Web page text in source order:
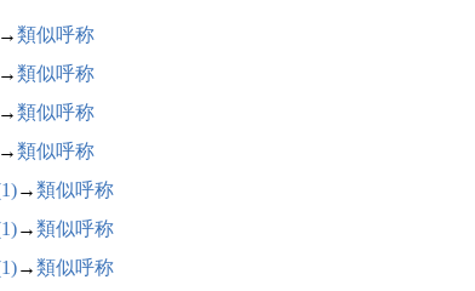
→類似呼称
→類似呼称
→類似呼称
→類似呼称
→類似呼称
→類似呼称
→類似呼称